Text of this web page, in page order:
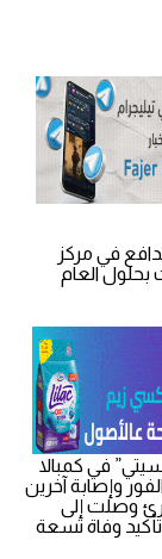
في مركز
بحلول العام
في كمبالا
وإصابة آخرين
وصلت إلى
وفاة تسعة